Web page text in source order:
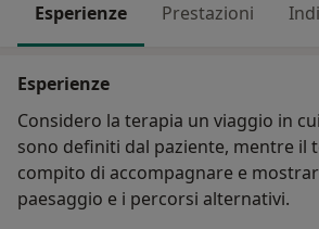
Esperienze Prestazioni
Esperienze
Considero la terapia un viaggio in
sono definiti dal paziente, mentre il
compito di accompagnare e
paesaggio e i percorsi alternativi.